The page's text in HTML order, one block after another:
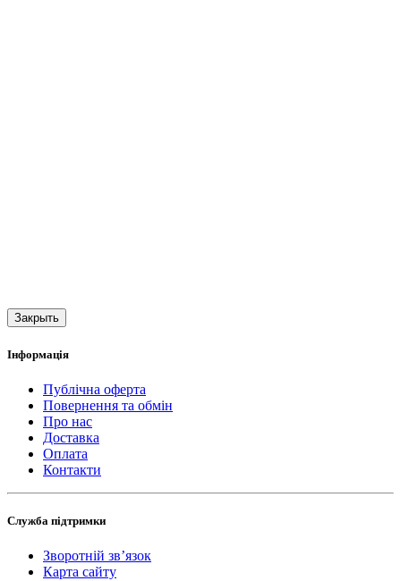
Закрыть
Інформація
Публічна оферта
Повернення та обмін
Про нас
Доставка
Оплата
Контакти
Служба підтримки
Зворотній зв’язок
Карта сайту